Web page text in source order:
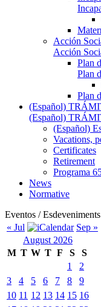
Acción
Acción
Plan
Plan
Plan
(Español)
(Español)
(Español)
Vacations,
Certificates
Retirement
Programa
News
Normative
Eventos /
« Jul
Sep »
August 2026
M T W T F S
S
1
2
3
4 5 6 7 8
9
10 11 12 13 14 15 16